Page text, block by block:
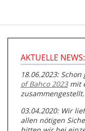
AKTUELLE NEWS:
18.06.2023:
of Bahco 2023mit
03.04.2020: Wir
allen nötigen